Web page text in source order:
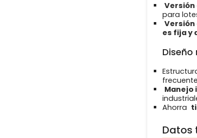
para
Versión
es fija y
Manejo
Ahorra
Datos